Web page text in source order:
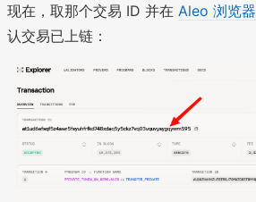
现在，取那个交易 ID 并在 Aleo 浏览器
认交易已上链：